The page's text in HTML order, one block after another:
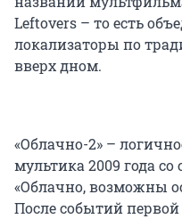
Leftovers – то есть
локализаторы по
вверх дном.
«Облачно-2» –
мультика 2009 года
«Облачно, возможны
После событий